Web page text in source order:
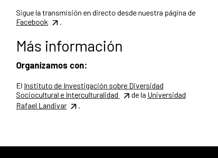
Sigue la transmisión en directo desde nuestra página de
Facebook
.
Más información
Organizamos con:
El Instituto de Investigación sobre Diversidad
Sociocultural e Interculturalidad
de la Universidad
Rafael Landivar
.